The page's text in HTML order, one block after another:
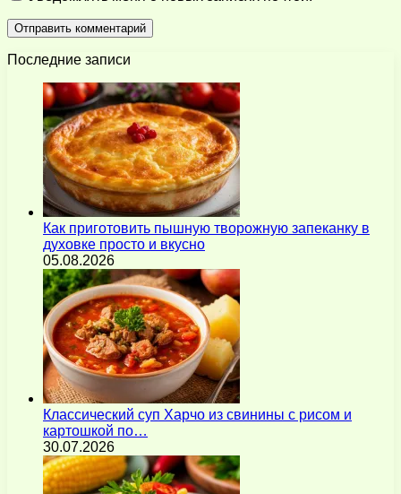
Последние записи
Как приготовить пышную творожную запеканку в
духовке просто и вкусно
05.08.2026
Классический суп Харчо из свинины с рисом и
картошкой по…
30.07.2026